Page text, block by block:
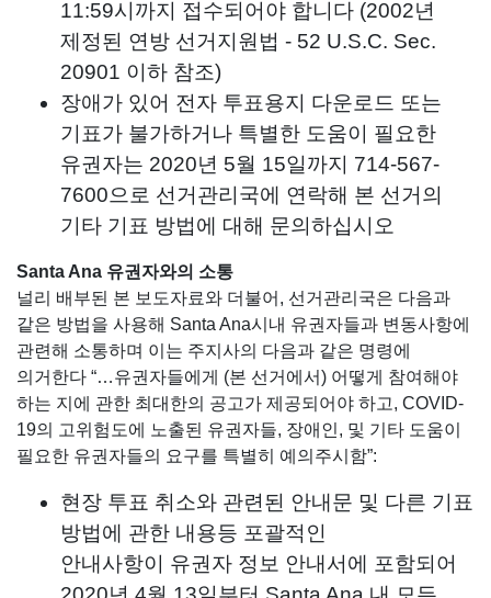
11:59시까지 접수되어야 합니다 (2002년
제정된 연방 선거지원법 - 52 U.S.C. Sec.
20901 이하 참조)
장애가 있어 전자 투표용지 다운로드 또는
기표가 불가하거나 특별한 도움이 필요한
유권자는 2020년 5월 15일까지 714-567-
7600으로 선거관리국에 연락해 본 선거의
기타 기표 방법에 대해 문의하십시오
Santa Ana 유권자와의 소통
널리 배부된 본 보도자료와 더불어, 선거관리국은 다음과
같은 방법을 사용해 Santa Ana시내 유권자들과 변동사항에
관련해 소통하며 이는 주지사의 다음과 같은 명령에
의거한다 “…유권자들에게 (본 선거에서) 어떻게 참여해야
하는 지에 관한 최대한의 공고가 제공되어야 하고, COVID-
19의 고위험도에 노출된 유권자들, 장애인, 및 기타 도움이
필요한 유권자들의 요구를 특별히 예의주시함”:
현장 투표 취소와 관련된 안내문 및 다른 기표
방법에 관한 내용등 포괄적인
안내사항이 유권자 정보 안내서에 포함되어